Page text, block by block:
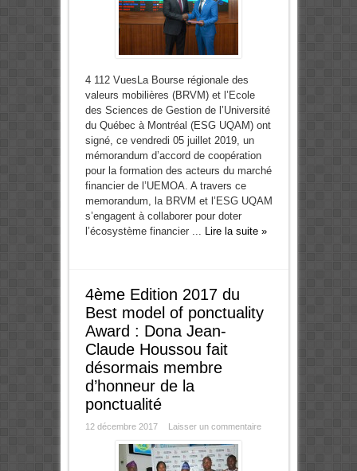
4 112 VuesLa Bourse régionale des
valeurs mobilières (BRVM) et l’Ecole
des Sciences de Gestion de l’Université
du Québec à Montréal (ESG UQAM) ont
signé, ce vendredi 05 juillet 2019, un
mémorandum d’accord de coopération
pour la formation des acteurs du marché
financier de l’UEMOA. A travers ce
memorandum, la BRVM et l’ESG UQAM
s’engagent à collaborer pour doter
l’écosystème financier ... Lire la suite »
4ème Edition 2017 du
Best model of ponctuality
Award : Dona Jean-
Claude Houssou fait
désormais membre
d’honneur de la
ponctualité
12 décembre 2017 Laisser un commentaire